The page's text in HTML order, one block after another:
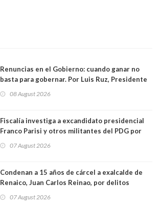
Renuncias en el Gobierno: cuando ganar no
basta para gobernar. Por Luis Ruz, Presidente
08 August 2026
Fiscalía investiga a excandidato presidencial
Franco Parisi y otros militantes del PDG por
07 August 2026
Condenan a 15 años de cárcel a exalcalde de
Renaico, Juan Carlos Reinao, por delitos
07 August 2026